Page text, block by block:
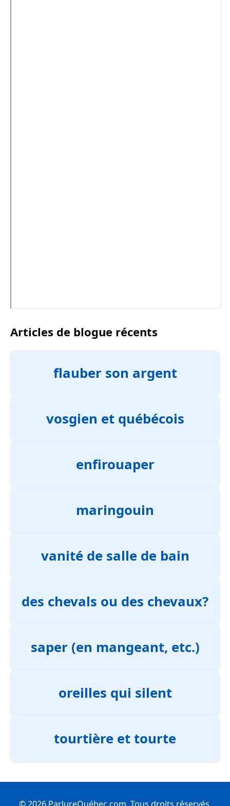
Articles de blogue récents
flauber son argent
vosgien et québécois
enfirouaper
maringouin
vanité de salle de bain
des chevals ou des chevaux?
saper (en mangeant, etc.)
oreilles qui silent
tourtière et tourte